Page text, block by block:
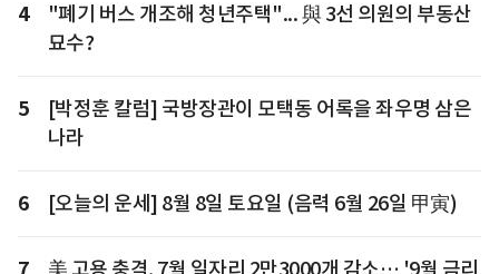
4
"폐기 버스 개조해 청년주택"... 與 3선 의원의 부동산
묘수?
5
[박정훈 칼럼] 국방장관이 모택동 어록을 좌우명 삼은
나라
6 [오늘의 운세] 8월 8일 토요일 (음력 6월 26일 甲寅)